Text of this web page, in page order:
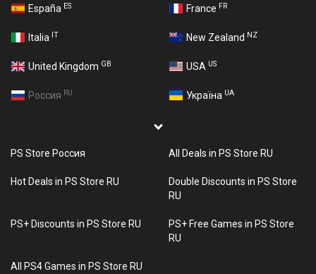
España ES France FR
Italia IT New Zealand NZ
United Kingdom GB USA US
Россия RU Україна UA
PS Store Россия All Deals in PS Store RU
Hot Deals in PS Store RU
Double Discounts in PS Store
RU
PS+ Discounts in PS Store RU
PS+ Free Games in PS Store
RU
All PS4 Games in PS Store RU